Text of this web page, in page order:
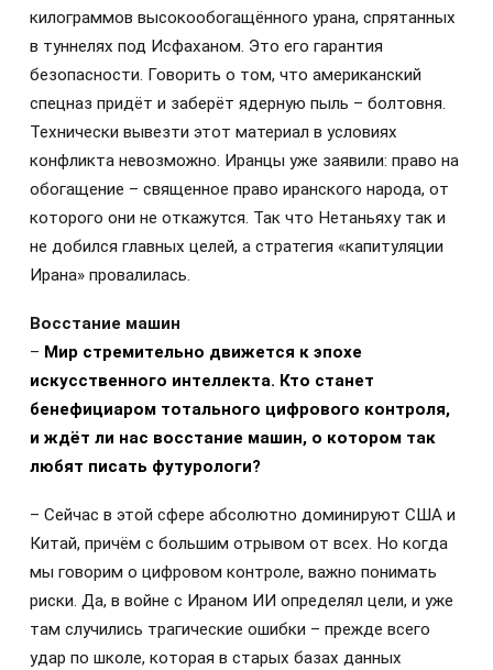
килограммов высокообогащённого урана, спрятанных
в туннелях под Исфаханом. Это его гарантия
безопасности. Говорить о том, что американский
спецназ придёт и заберёт ядерную пыль – болтовня.
Технически вывезти этот материал в условиях
конфликта невозможно. Иранцы уже заявили: право на
обогащение – священное право иранского народа, от
которого они не откажутся. Так что Нетаньяху так и
не добился главных целей, а стратегия «капитуляции
Ирана» провалилась.
Восстание машин
– Мир стремительно движется к эпохе
искусственного интеллекта. Кто станет
бенефициаром тотального цифрового контроля,
и ждёт ли нас восстание машин, о котором так
любят писать футурологи?
– Сейчас в этой сфере абсолютно доминируют США и
Китай, причём с большим отрывом от всех. Но когда
мы говорим о цифровом контроле, важно понимать
риски. Да, в войне с Ираном ИИ определял цели, и уже
там случились трагические ошибки – прежде всего
удар по школе, которая в старых базах данных